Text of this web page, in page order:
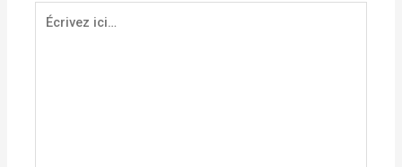
Écrivez
ici…